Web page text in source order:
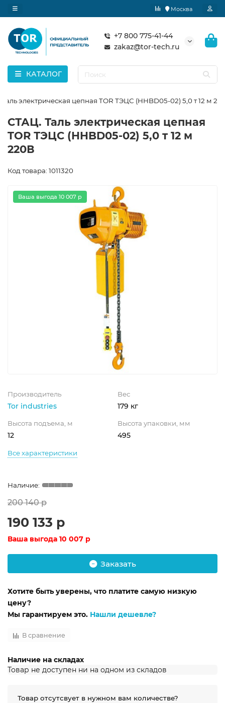
Москва
+7 800 775-41-44
zakaz@tor-tech.ru
КАТАЛОГ
электрическая цепная TOR ТЭЦС (HHBD05-02) 5,0 т 12 м
СТАЦ. Таль электрическая цепная
TOR ТЭЦС (HHBD05-02) 5,0 т 12 м
220В
Код товара: 1011320
Ваша выгода 10 007 р
Производитель
Tor industries
Вес
179 кг
Высота подъема, м
12
Высота упаковки, мм
495
Все характеристики
200 140 р
190 133 р
Ваша выгода 10 007 р
Заказать
Хотите быть уверены, что платите самую низкую
цену?
Мы гарантируем это. Нашли дешевле?
В сравнение
Наличие на складах
Товар не доступен ни на одном из складов
Товар отсутсвует в нужном вам количестве?